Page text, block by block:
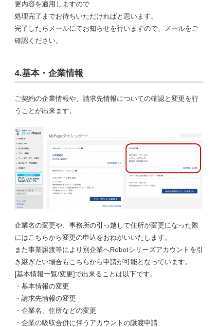
更内容を適用しますので
処理完了までお待ちいただければと思います。
完了したらメールにてお知らせを行いますので、メールをご
確認ください。
4.基本・企業情報
ご契約の企業情報や、請求先情報についての確認と変更を行
うことが出来ます。
企業名の変更や、事務所の引っ越しで住所が変更になった際
にはこちらから変更の申込をおねがいいたします。
また事業譲渡等により別企業へRobotシリーズアカウントを引
き継ぎたい場合もこちらから申請が可能となっています。
[基本情報一覧/変更]で出来ることは以下です。
・基本情報の変更
・請求先情報の変更
・企業名、住所などの変更
・企業の吸収合併に伴うアカウントの譲渡申請